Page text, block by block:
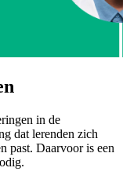
in de
dat lerenden zich
past. Daarvoor is een